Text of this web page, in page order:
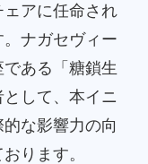
アに任命され
ナガセヴィー
ある「糖鎖生
して、本イニ
な影響力の向
ります。